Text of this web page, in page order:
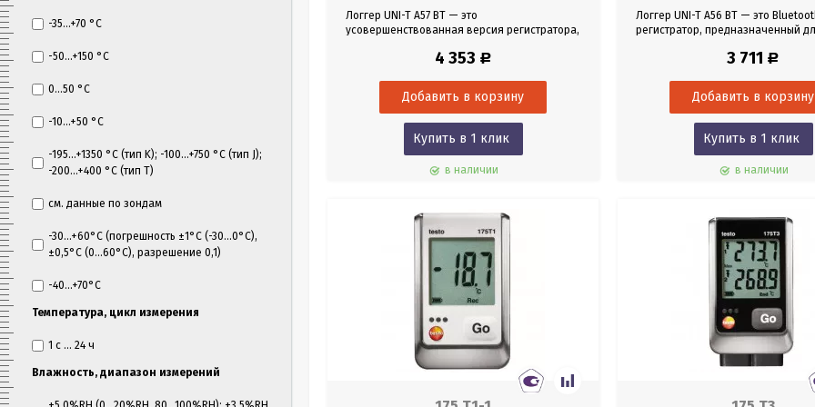
-35...+70 °C
-50...+150 °C
0...50 °C
-10...+50 °C
-195...+1350 °C (тип K); -100...+750 °C (тип J);
-200…+400 °C (тип T)
см. данные по зондам
-30...+60°С (погрешность ±1°С (-30...0°С),
±0,5°С (0...60°С), разрешение 0,1)
-40...+70°С
Температура, цикл измерения
1 с ... 24 ч
Влажность, диапазон измерений
Логгер UNI-T A57 BT — это
усовершенствованная версия регистратора,
4 353 Р
Купить в 1 клик
в наличии
Логгер UNI-T A56 BT — это
регистратор, предназначенный
влажности в помещениях,
3 711 Р
Купить в 1 клик
в наличии